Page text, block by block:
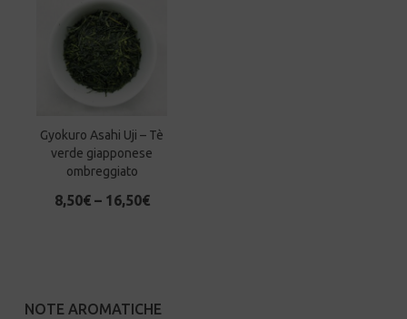
NOTE AROMATICHE
Gyokuro Asahi Uji – Tè
verde giapponese
ombreggiato
8,50€– 16,50€